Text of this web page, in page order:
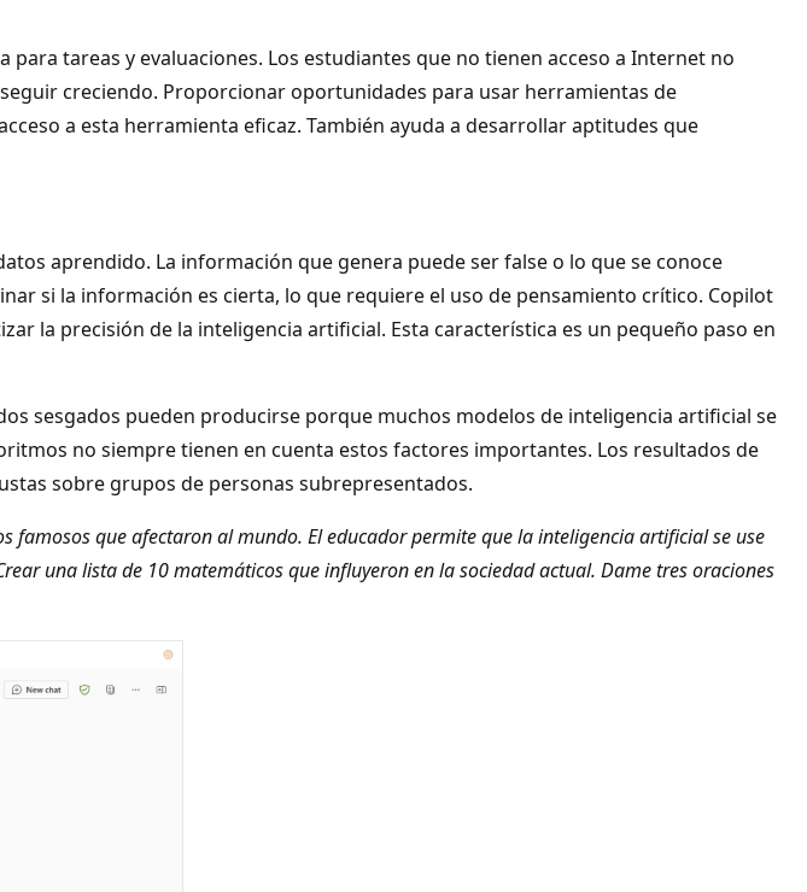
tareas y evaluaciones. Los estudiantes que no tienen acceso a Internet no
creciendo. Proporcionar oportunidades para usar herramientas de
a esta herramienta eficaz. También ayuda a desarrollar aptitudes que
aprendido. La información que genera puede ser false o lo que se conoce
si la información es cierta, lo que requiere el uso de pensamiento crítico. Copilot
la precisión de la inteligencia artificial. Esta característica es un pequeño paso en
sesgados pueden producirse porque muchos modelos de inteligencia artificial se
no siempre tienen en cuenta estos factores importantes. Los resultados de
sobre grupos de personas subrepresentados.
que afectaron al mundo. El educador permite que la inteligencia artificial se use
una lista de 10 matemáticos que influyeron en la sociedad actual. Dame tres oraciones